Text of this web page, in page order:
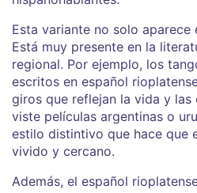
Esta variante no solo aparece
Está muy presente en la
regional. Por ejemplo, los
escritos en español
giros que reflejan la vida y las
viste películas argentinas o
estilo distintivo que hace que
vivido y cercano.
Además, el español